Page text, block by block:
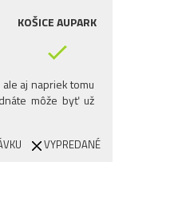
KOŠICE AUPARK
aj napriek tomu
môže byť už
VYPREDANÉ